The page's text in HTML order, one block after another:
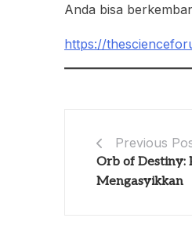
Anda bisa
https://
Previous
Orb of Destiny:
Mengasyikkan